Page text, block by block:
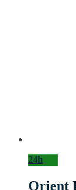
24h
Orient